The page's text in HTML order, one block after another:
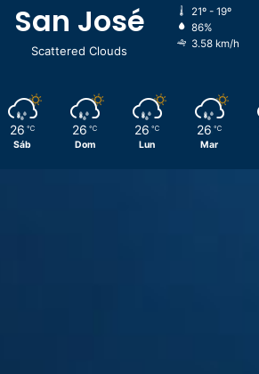
San José
Scattered Clouds
21º - 19º
86%
3.58 km/h
26 ℃
Sáb
26 ℃
Dom
26 ℃
Lun
26 ℃
Mar